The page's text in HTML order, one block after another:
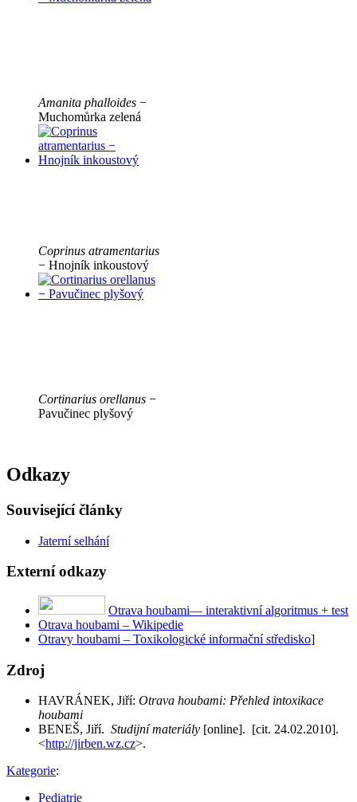
Amanita phalloides −
Muchomůrka zelená
Coprinus atramentarius
− Hnojník inkoustový
Cortinarius orellanus −
Pavučinec plyšový
Odkazy
Související články
Jaterní selhání
Externí odkazy
Otrava houbami— interaktivní algoritmus + test
Otrava houbami – Wikipedie
Otravy houbami – Toxikologické informační středisko]
Zdroj
HAVRÁNEK, Jiří: Otrava houbami: Přehled intoxikace
houbami
BENEŠ, Jiří. Studijní materiály [online]. [cit. 24.02.2010].
<http://jirben.wz.cz>.
Kategorie:
Pediatrie